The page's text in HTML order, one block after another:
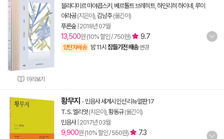
미리보기
블라디미르 마야콥스키 베르톨트 브레히트, 하인리히 하이네 루이
아라공(지은이), 김남주(옮긴이)
푸른숲| 2018년 07월
13,500원 (10% 할인 / 750원) 9.7
양탄자배송 밤 11시 잠들기전 배송 변경
황무지 - 민음사 세계시인선 리뉴얼판 17
T. S. 엘리엇(지은이), 황동규(옮긴이)
민음사| 2017년 03월
9,900원 (10% 할인 / 550원) 7.3